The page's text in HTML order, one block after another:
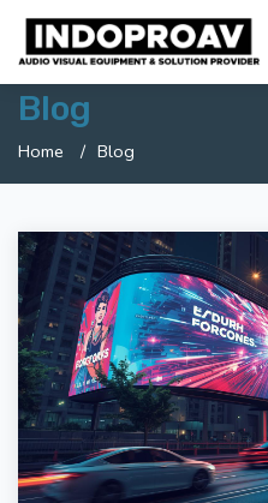
Blog
Home Blog